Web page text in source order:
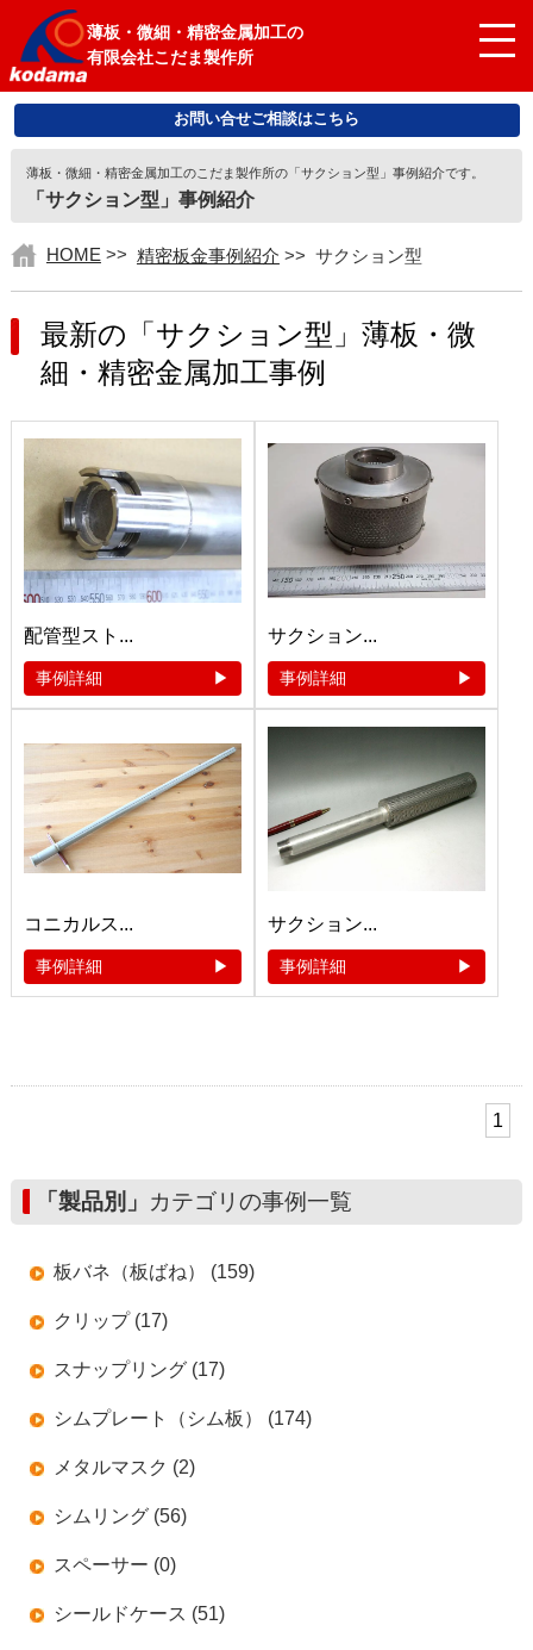
薄板・微細・精密金属加工の
有限会社こだま製作所
お問い合せご相談はこちら
薄板・微細・精密金属加工のこだま製作所の「サクション型」事例紹介です。
「サクション型」事例紹介
HOME >> 精密板金事例紹介 >> サクション型
最新の「サクション型」薄板・微
細・精密金属加工事例
配管型スト...
事例詳細
サクション...
事例詳細
コニカルス...
事例詳細
サクション...
事例詳細
1
「製品別」 カテゴリの事例一覧
板バネ（板ばね） (159)
クリップ (17)
スナップリング (17)
シムプレート（シム板） (174)
メタルマスク (2)
シムリング (56)
スペーサー (0)
シールドケース (51)